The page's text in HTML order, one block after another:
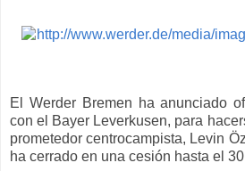
El Werder Bremen ha anunciado
con el Bayer Leverkusen, para
prometedor centrocampista, Levin
ha cerrado en una cesión hasta el